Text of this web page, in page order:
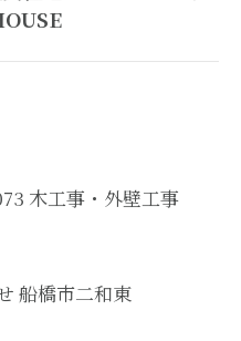
木工事・外壁工事
船橋市二和東